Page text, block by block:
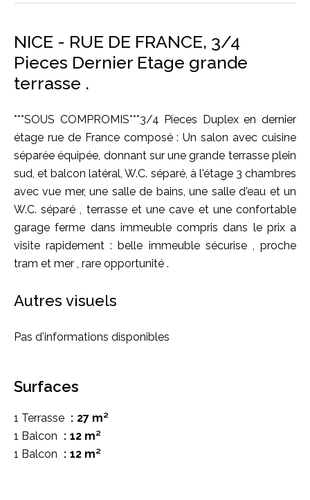
NICE - RUE DE FRANCE, 3/4
Pieces Dernier Etage grande
terrasse .
***SOUS COMPROMIS***3/4 Pieces Duplex en dernier
étage rue de France composé : Un salon avec cuisine
séparée équipée, donnant sur une grande terrasse plein
sud, et balcon latéral, W.C. séparé, à l'étage 3 chambres
avec vue mer, une salle de bains, une salle d'eau et un
W.C. séparé , terrasse et une cave et une confortable
garage ferme dans immeuble compris dans le prix a
visite rapidement : belle immeuble sécurise , proche
tram et mer , rare opportunité .
Autres visuels
Pas d'informations disponibles
Surfaces
1 Terrasse
27 m²
1 Balcon
12 m²
1 Balcon
12 m²